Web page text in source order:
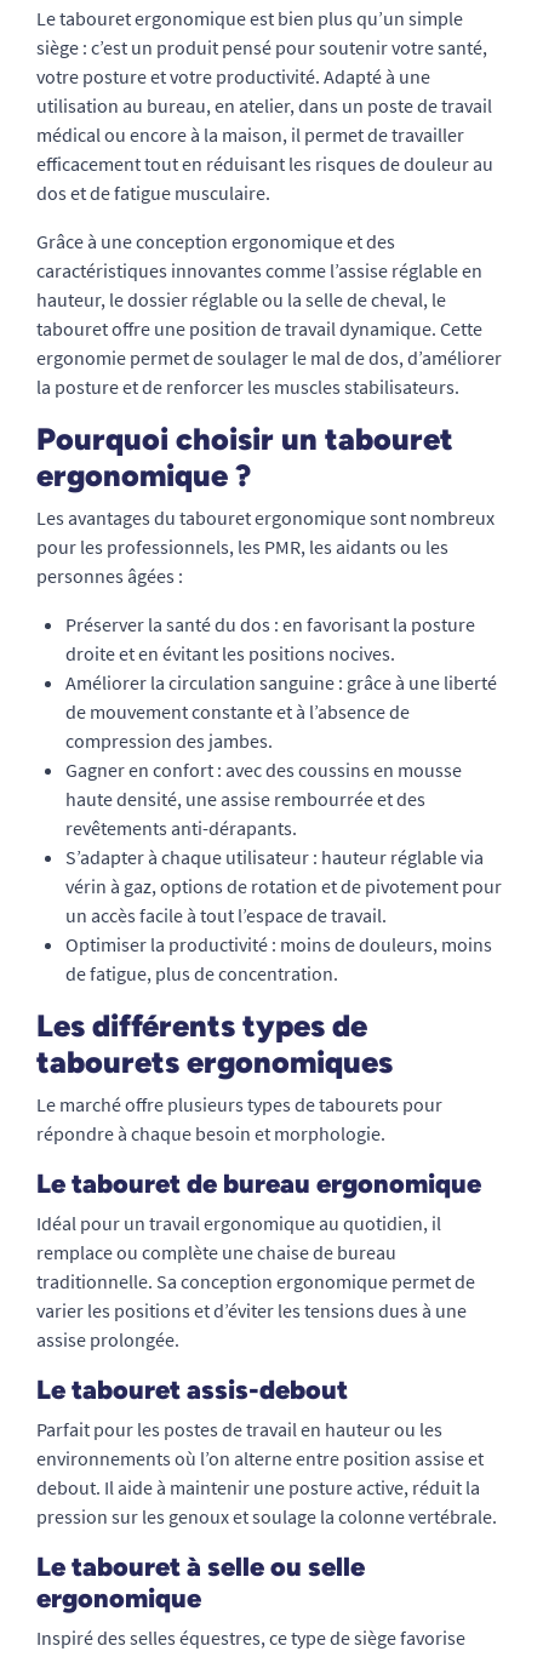
Le tabouret ergonomique est bien plus qu’un simple
siège : c’est un produit pensé pour soutenir votre santé,
votre posture et votre productivité. Adapté à une
utilisation au bureau, en atelier, dans un poste de travail
médical ou encore à la maison, il permet de travailler
efficacement tout en réduisant les risques de douleur au
dos et de fatigue musculaire.
Grâce à une conception ergonomique et des
caractéristiques innovantes comme l’assise réglable en
hauteur, le dossier réglable ou la selle de cheval, le
tabouret offre une position de travail dynamique. Cette
ergonomie permet de soulager le mal de dos, d’améliorer
la posture et de renforcer les muscles stabilisateurs.
Pourquoi choisir un tabouret
ergonomique ?
Les avantages du tabouret ergonomique sont nombreux
pour les professionnels, les PMR, les aidants ou les
personnes âgées :
Préserver la santé du dos : en favorisant la posture
droite et en évitant les positions nocives.
Améliorer la circulation sanguine : grâce à une liberté
de mouvement constante et à l’absence de
compression des jambes.
Gagner en confort : avec des coussins en mousse
haute densité, une assise rembourrée et des
revêtements anti-dérapants.
S’adapter à chaque utilisateur : hauteur réglable via
vérin à gaz, options de rotation et de pivotement pour
un accès facile à tout l’espace de travail.
Optimiser la productivité : moins de douleurs, moins
de fatigue, plus de concentration.
Les différents types de
tabourets ergonomiques
Le marché offre plusieurs types de tabourets pour
répondre à chaque besoin et morphologie.
Le tabouret de bureau ergonomique
Idéal pour un travail ergonomique au quotidien, il
remplace ou complète une chaise de bureau
traditionnelle. Sa conception ergonomique permet de
varier les positions et d’éviter les tensions dues à une
assise prolongée.
Le tabouret assis-debout
Parfait pour les postes de travail en hauteur ou les
environnements où l’on alterne entre position assise et
debout. Il aide à maintenir une posture active, réduit la
pression sur les genoux et soulage la colonne vertébrale.
Le tabouret à selle ou selle
ergonomique
Inspiré des selles équestres, ce type de siège favorise